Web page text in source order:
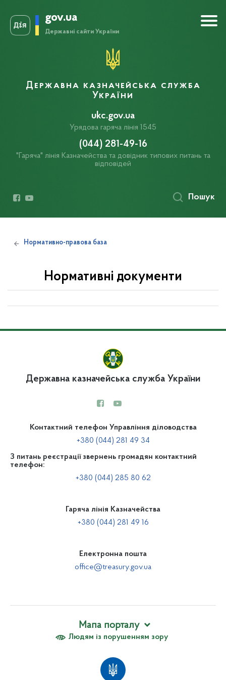
gov.ua
Державні сайти України
ukc.gov.ua
Урядова гаряча лінія 1545
Державна казначейська служба
України
(044) 281-49-16
"Гаряча" лінія Казначейства та довідник типових питань та
відповідей
Пошук
Нормативно-правова база
Нормативні документи
Державна казначейська служба України
Контактний телефон Управління діловодства
+380 (044) 281 49 34
З питань реєстрації звернень громадян контактний
телефон:
+380 (044) 285 80 62
Гаряча лінія Казначейства
+380 (044) 281 49 16
Електронна пошта
office@treasury.gov.ua
Людям із порушенням зору
Мапа порталу
Про Казначейство